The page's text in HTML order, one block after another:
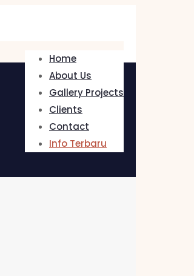
Home
About Us
Gallery Projects
Clients
Contact
Info Terbaru